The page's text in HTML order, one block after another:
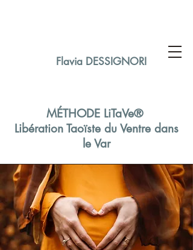
Flavia DESSIGNORI
MÉTHODE LiTaVe®
Libération Taoïste du Ventre dans
le Var